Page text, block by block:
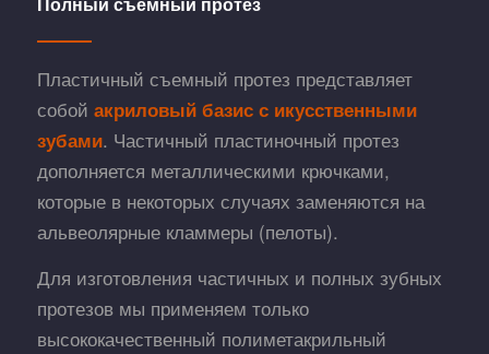
Пластичный съемный протез представляет
собой акриловый базис с икусственными
зубами. Частичный пластиночный протез
дополняется металлическими крючками,
которые в некоторых случаях заменяются на
альвеолярные кламмеры (пелоты).
Для изготовления частичных и полных зубных
протезов мы применяем только
высококачественный полиметакрильный